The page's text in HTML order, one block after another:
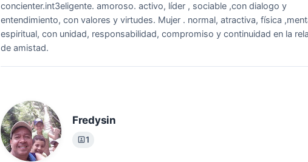
concienter.int3eligente. amoroso. activo, líder , sociable ,con dialogo y
entendimiento, con valores y virtudes. Mujer . normal, atractiva, física
espiritual, con unidad, responsabilidad, compromiso y continuidad en la
de amistad.
Fredysin
1